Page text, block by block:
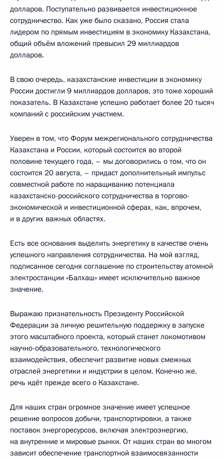
долларов. Поступательно развивается инвестиционное
сотрудничество. Как уже было сказано, Россия стала
лидером по прямым инвестициям в экономику Казахстана,
общий объём вложений превысил 29 миллиардов
долларов.
В свою очередь, казахстанские инвестиции в экономику
России достигли 9 миллиардов долларов, это тоже хороший
показатель. В Казахстане успешно работает более 20 тысяч
компаний с российским участием.
Уверен в том, что Форум межрегионального сотрудничества
Казахстана и России, который состоится во второй
половине текущего года, – мы договорились о том, что он
состоится 20 августа, – придаст дополнительный импульс
совместной работе по наращиванию потенциала
казахстанско-российского сотрудничества в торгово-
экономической и инвестиционной сферах, как, впрочем,
и в других важных областях.
Есть все основания выделить энергетику в качестве очень
успешного направления сотрудничества. На мой взгляд,
подписанное сегодня соглашение по строительству атомной
электростанции «Балхаш» имеет исключительно важное
значение.
Выражаю признательность Президенту Российской
Федерации за личную решительную поддержку в запуске
этого масштабного проекта, который станет локомотивом
научно-образовательного, технологического
взаимодействия, обеспечит развитие новых смежных
отраслей энергетики и индустрии в целом. Конечно же,
речь идёт прежде всего о Казахстане.
Для наших стран огромное значение имеет успешное
решение вопросов добычи, транспортировки, а также
поставок энергоресурсов, включая электроэнергию,
на внутренние и мировые рынки. От наших стран во многом
зависит обеспечение транспортной взаимосвязанности